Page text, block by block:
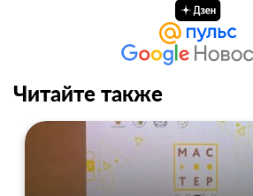
Читайте также